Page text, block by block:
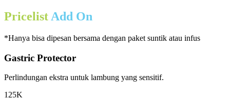
Pricelist Add On
*Hanya bisa dipesan bersama dengan paket suntik atau infus
Gastric Protector
Perlindungan ekstra untuk lambung yang sensitif.
125K